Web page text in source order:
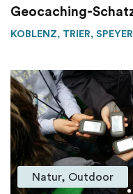
Geocaching-
KOBLENZ, TRIER,
Natur, Outdoor